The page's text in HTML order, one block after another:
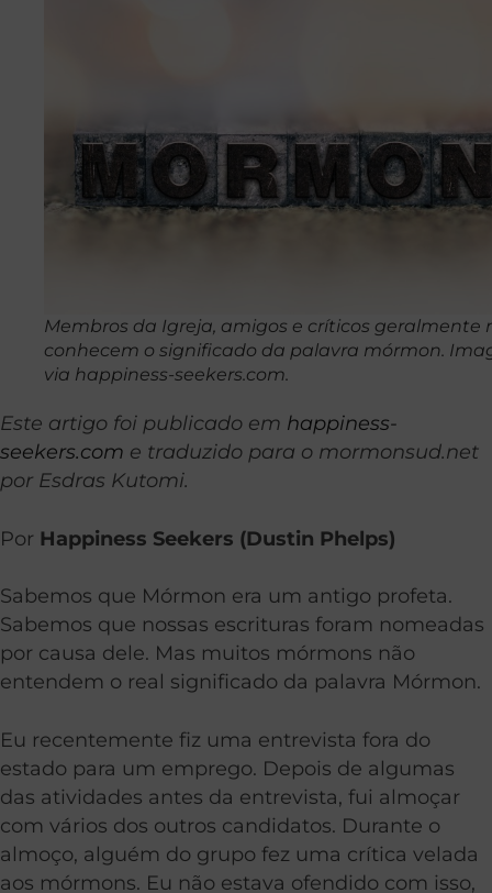
Membros da Igreja, amigos e críticos geralmente
conhecem o significado da palavra mórmon.
via happiness-seekers.com.
Este artigo foi publicado em happiness-
seekers.com e traduzido para o mormonsud.net
por Esdras Kutomi.
Por Happiness Seekers (Dustin Phelps)
Sabemos que Mórmon era um antigo profeta.
Sabemos que nossas escrituras foram nomeadas
por causa dele. Mas muitos mórmons não
entendem o real significado da palavra Mórmon.
Eu recentemente fiz uma entrevista fora do
estado para um emprego. Depois de algumas
das atividades antes da entrevista, fui almoçar
com vários dos outros candidatos. Durante o
almoço, alguém do grupo fez uma crítica velada
aos mórmons. Eu não estava ofendido com isso,